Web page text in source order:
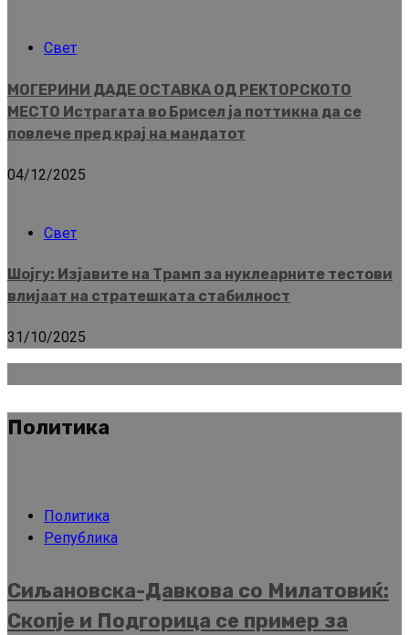
Свет
МОГЕРИНИ ДАДЕ ОСТАВКА ОД РЕКТОРСКОТО
МЕСТО Истрагата во Брисел ја поттикна да се
повлече пред крај на мандатот
04/12/2025
Свет
Шојгу: Изјавите на Трамп за нуклеарните тестови
влијаат на стратешката стабилност
31/10/2025
Политика
Политика
Република
Сиљановска-Давкова со Милатовиќ:
Скопје и Подгорица се пример за